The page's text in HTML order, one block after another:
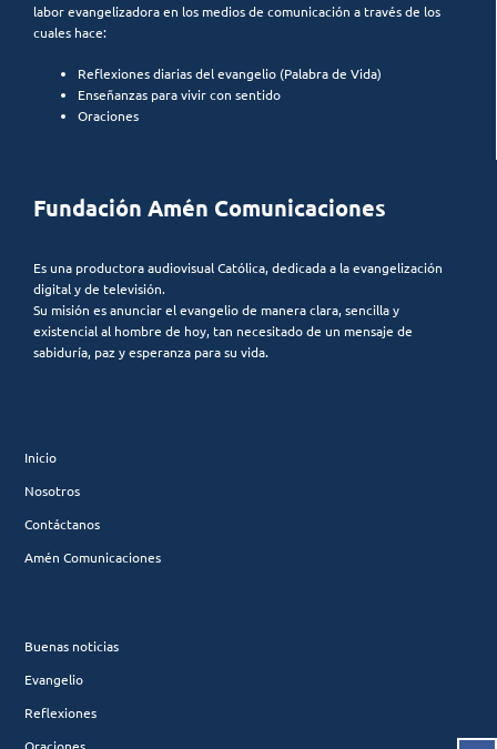
labor evangelizadora en los medios de comunicación a través de los
cuales hace:
Reflexiones diarias del evangelio (Palabra de Vida)
Enseñanzas para vivir con sentido
Oraciones
Fundación Amén Comunicaciones
Es una productora audiovisual Católica, dedicada a la evangelización
digital y de televisión.
Su misión es anunciar el evangelio de manera clara, sencilla y
existencial al hombre de hoy, tan necesitado de un mensaje de
sabiduría, paz y esperanza para su vida.
Inicio
Nosotros
Contáctanos
Amén Comunicaciones
Buenas noticias
Evangelio
Reflexiones